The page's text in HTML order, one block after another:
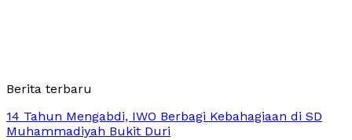
Berita terbaru
14 Tahun Mengabdi, IWO Berbagi Kebahagiaan di SD
Muhammadiyah Bukit Duri